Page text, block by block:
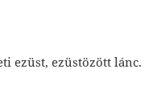
ezüst, ezüstözött lánc.